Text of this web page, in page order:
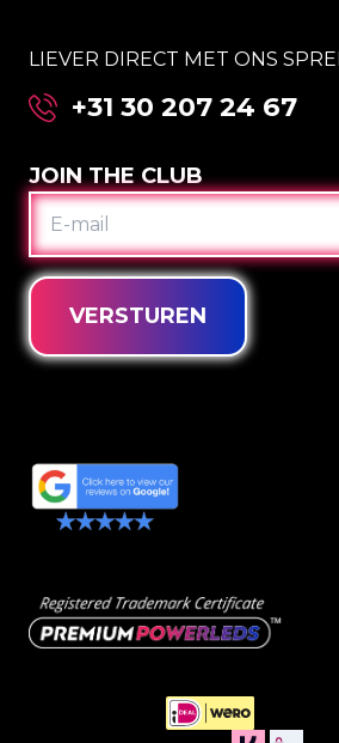
LIEVER DIRECT MET ONS
+31 30 207 24 67
JOIN THE CLUB
E-
VERSTUREN